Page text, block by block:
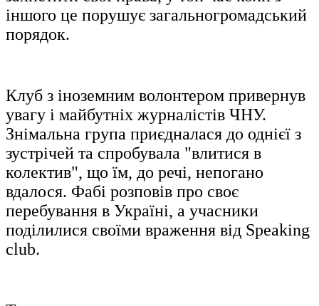
іншого це порушує загальногромадський
порядок.
Клуб з іноземним волонтером привернув
увагу і майбутніх журналістів ЧНУ.
Знімальна група приєдналася до однієї з
зустрічей та спробувала "влитися в
колектив", що їм, до речі, непогано
вдалося. Фабі розповів про своє
перебування в Україні, а учасники
поділилися своїми враження від Speaking
club.